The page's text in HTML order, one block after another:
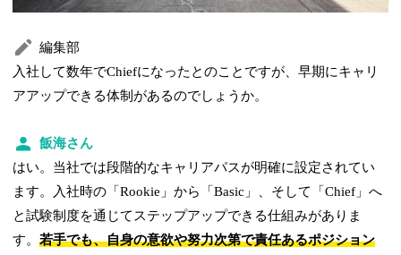
編集部
入社して数年でChiefになったとのことですが、早期にキャリ
アアップできる体制があるのでしょうか。
飯海さん
はい。当社では段階的なキャリアパスが明確に設定されてい
ます。入社時の「Rookie」から「Basic」、そして「Chief」へ
と試験制度を通じてステップアップできる仕組みがありま
す。若手でも、自身の意欲や努力次第で責任あるポジション